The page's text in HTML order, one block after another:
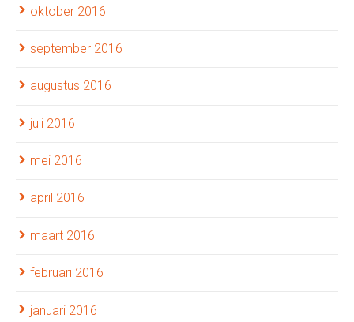
oktober 2016
september 2016
augustus 2016
juli 2016
mei 2016
april 2016
maart 2016
februari 2016
januari 2016